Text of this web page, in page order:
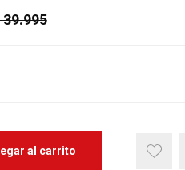
39.995
al carrito